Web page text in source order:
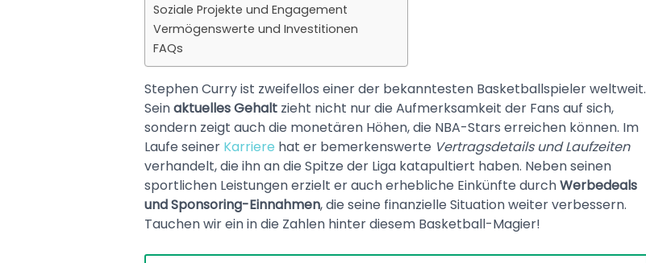
Soziale Projekte und Engagement
Vermögenswerte und Investitionen
FAQs
Stephen Curry ist zweifellos einer der bekanntesten Basketballspieler weltweit.
Seinaktuelles Gehaltzieht nicht nur die Aufmerksamkeit der Fans auf sich,
sondern zeigt auch die monetären Höhen, die NBA-Stars erreichen können. Im
Laufe seiner Karriere hat er bemerkenswerte Vertragsdetails und Laufzeiten
verhandelt, die ihn an die Spitze der Liga katapultiert haben. Neben seinen
sportlichen Leistungen erzielt er auch erhebliche Einkünfte durchWerbedeals
und Sponsoring-Einnahmen, die seine finanzielle Situation weiter verbessern.
Tauchen wir ein in die Zahlen hinter diesem Basketball-Magier!